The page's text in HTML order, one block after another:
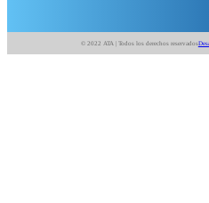
© 2022 ATA | Todos los derechos reservados